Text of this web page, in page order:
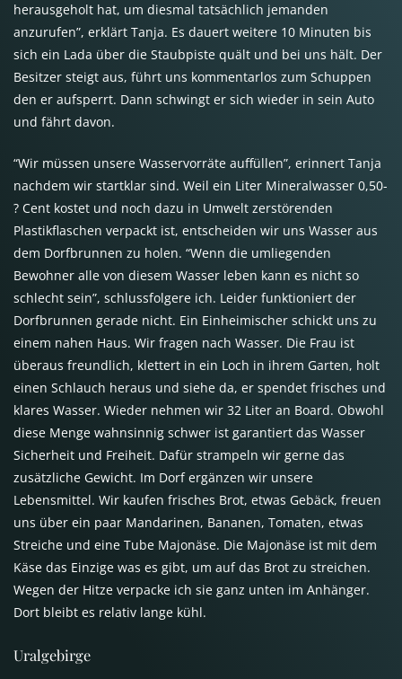
herausgeholt hat, um diesmal tatsächlich jemanden
anzurufen”, erklärt Tanja. Es dauert weitere 10 Minuten bis
sich ein Lada über die Staubpiste quält und bei uns hält. Der
Besitzer steigt aus, führt uns kommentarlos zum Schuppen
den er aufsperrt. Dann schwingt er sich wieder in sein Auto
und fährt davon.
“Wir müssen unsere Wasservorräte auffüllen”, erinnert Tanja
nachdem wir startklar sind. Weil ein Liter Mineralwasser 0,50-
? Cent kostet und noch dazu in Umwelt zerstörenden
Plastikflaschen verpackt ist, entscheiden wir uns Wasser aus
dem Dorfbrunnen zu holen. “Wenn die umliegenden
Bewohner alle von diesem Wasser leben kann es nicht so
schlecht sein”, schlussfolgere ich. Leider funktioniert der
Dorfbrunnen gerade nicht. Ein Einheimischer schickt uns zu
einem nahen Haus. Wir fragen nach Wasser. Die Frau ist
überaus freundlich, klettert in ein Loch in ihrem Garten, holt
einen Schlauch heraus und siehe da, er spendet frisches und
klares Wasser. Wieder nehmen wir 32 Liter an Board. Obwohl
diese Menge wahnsinnig schwer ist garantiert das Wasser
Sicherheit und Freiheit. Dafür strampeln wir gerne das
zusätzliche Gewicht. Im Dorf ergänzen wir unsere
Lebensmittel. Wir kaufen frisches Brot, etwas Gebäck, freuen
uns über ein paar Mandarinen, Bananen, Tomaten, etwas
Streiche und eine Tube Majonäse. Die Majonäse ist mit dem
Käse das Einzige was es gibt, um auf das Brot zu streichen.
Wegen der Hitze verpacke ich sie ganz unten im Anhänger.
Dort bleibt es relativ lange kühl.
Uralgebirge